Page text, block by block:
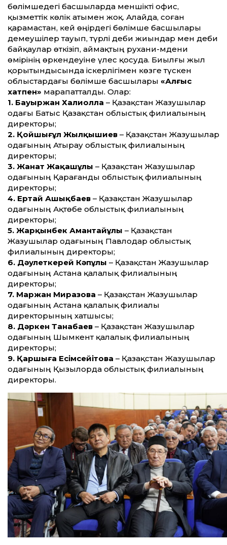
бөлімшедегі басшыларда меншікті офис,
қызметтік көлік атымен жоқ. Алайда, соған
қарамастан, кей өңірдегі бөлімше басшылары
демеушілер тауып, түрлі әдеби жиындар мен әдеби
байқаулар өткізіп, аймақтың рухани-мәдени
өмірінің өркендеуіне үлес қосуда. Биылғы жыл
қорытындысында іскерлігімен көзге түскен
облыстардағы бөлімше басшылары «Алғыс
хатпен» марапатталды. Олар:
1. Бауыржан Халиолла – Қазақстан Жазушылар
одағы Батыс Қазақстан облыстық филиалының
директоры;
2. Қойшығұл Жылқышиев – Қазақстан Жазушылар
одағының Атырау облыстық филиалының
директоры;
3. Жанат Жаңқашұлы – Қазақстан Жазушылар
одағының Қарағанды облыстық филиалының
директоры;
4. Ертай Ашықбаев – Қазақстан Жазушылар
одағының Ақтөбе облыстық филиалының
директоры;
5. Жарқынбек Амантайұлы – Қазақстан
Жазушылар одағының Павлодар облыстық
филиалының директоры;
6. Дәулеткерей Кәпұлы – Қазақстан Жазушылар
одағының Астана қалалық филиалының
директоры;
7. Маржан Миразова – Қазақстан Жазушылар
одағының Астана қалалық филиалы
директорының хатшысы;
8. Дәркен Танабаев – Қазақстан Жазушылар
одағының Шымкент қалалық филиалының
директоры;
9. Қаршыға Есімсейітова – Қазақстан Жазушылар
одағының Қызылорда облыс­тық филиалының
директоры.